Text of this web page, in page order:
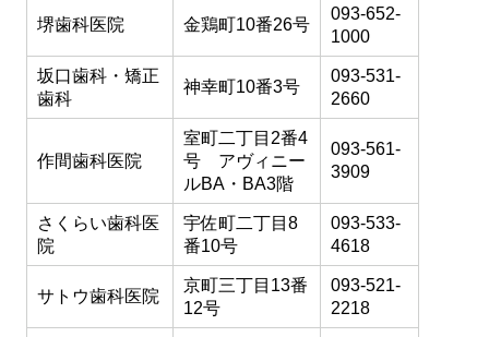
堺歯科医院 金鶏町10番26号
093-652-
1000
坂口歯科・矯正
歯科
神幸町10番3号
093-531-
2660
作間歯科医院
室町二丁目2番4
号 アヴィニー
ルBA・BA3階
093-561-
3909
さくらい歯科医
院
宇佐町二丁目8
番10号
093-533-
4618
サトウ歯科医院
京町三丁目13番
12号
093-521-
2218